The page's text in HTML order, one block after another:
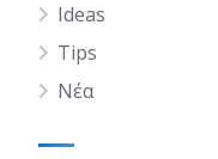
Ideas
Tips
Νέα